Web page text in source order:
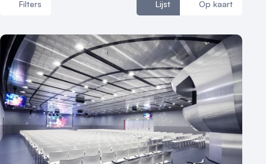
Filters Lijst Op kaart
Aantal zalen
1 - 5 zalen
6 - 10 zalen
10 of meer zalen
Aantal personen
1 - 50 personen